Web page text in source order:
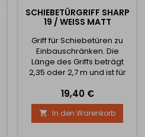
SCHIEBETÜRGRIFF SHARP
19 / WEISS MATT
Griff für Schiebetüren zu
Einbauschränken. Die
Länge des Griffs beträgt
2,35 oder 2,7 m und ist für
von 19 mm ausgelegt. Die
Borsten für diese Schiene
sind verschiebbar.
Preis
19,40 €
 In den Warenkorb